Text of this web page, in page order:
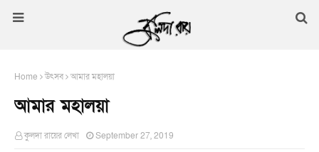
Home উৎসব আমার মহালয়া
আমার মহালয়া
কুলদা রায়ের লেখা September 27, 2019